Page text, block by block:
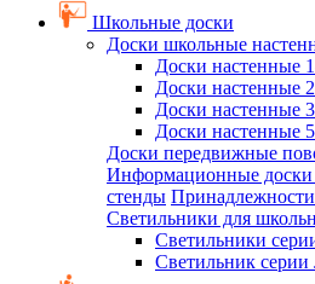
Школьные доски
Доски школьные
Доски настенные
Доски настенные
Доски настенные
Доски настенные
Доски передвижные
Информационные
стенды
Светильники для
Светильники
Светильник